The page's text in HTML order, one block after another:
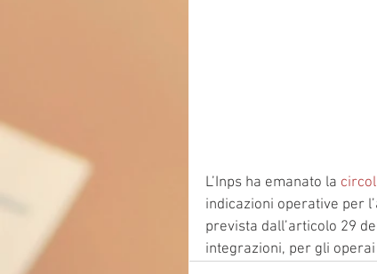
L’Inps ha emanato la
indicazioni operative per
prevista dall’articolo 29
integrazioni, per gli